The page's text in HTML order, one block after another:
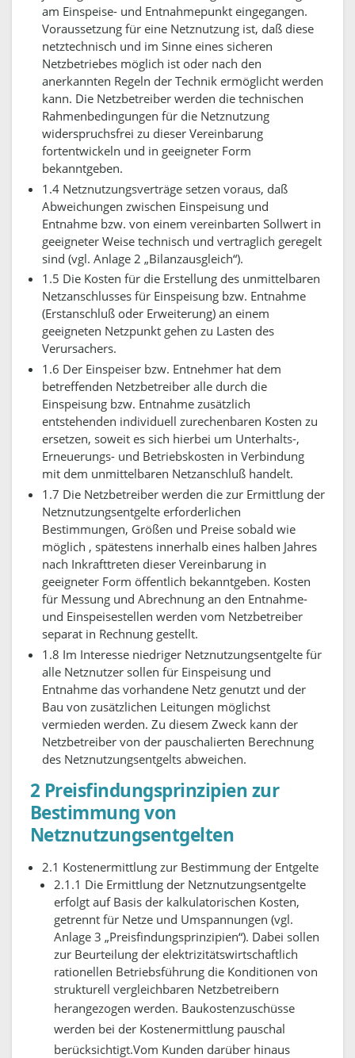
am Einspeise- und Entnahmepunkt eingegangen.
Voraussetzung für eine Netznutzung ist, daß diese
netztechnisch und im Sinne eines sicheren
Netzbetriebes möglich ist oder nach den
anerkannten Regeln der Technik ermöglicht werden
kann. Die Netzbetreiber werden die technischen
Rahmenbedingungen für die Netznutzung
widerspruchsfrei zu dieser Vereinbarung
fortentwickeln und in geeigneter Form
bekanntgeben.
1.4 Netznutzungsverträge setzen voraus, daß
Abweichungen zwischen Einspeisung und
Entnahme bzw. von einem vereinbarten Sollwert in
geeigneter Weise technisch und vertraglich geregelt
sind (vgl. Anlage 2 „Bilanzausgleich“).
1.5 Die Kosten für die Erstellung des unmittelbaren
Netzanschlusses für Einspeisung bzw. Entnahme
(Erstanschluß oder Erweiterung) an einem
geeigneten Netzpunkt gehen zu Lasten des
Verursachers.
1.6 Der Einspeiser bzw. Entnehmer hat dem
betreffenden Netzbetreiber alle durch die
Einspeisung bzw. Entnahme zusätzlich
entstehenden individuell zurechenbaren Kosten zu
ersetzen, soweit es sich hierbei um Unterhalts-,
Erneuerungs- und Betriebskosten in Verbindung
mit dem unmittelbaren Netzanschluß handelt.
1.7 Die Netzbetreiber werden die zur Ermittlung der
Netznutzungsentgelte erforderlichen
Bestimmungen, Größen und Preise sobald wie
möglich , spätestens innerhalb eines halben Jahres
nach Inkrafttreten dieser Vereinbarung in
geeigneter Form öffentlich bekanntgeben. Kosten
für Messung und Abrechnung an den Entnahme-
und Einspeisestellen werden vom Netzbetreiber
separat in Rechnung gestellt.
1.8 Im Interesse niedriger Netznutzungsentgelte für
alle Netznutzer sollen für Einspeisung und
Entnahme das vorhandene Netz genutzt und der
Bau von zusätzlichen Leitungen möglichst
vermieden werden. Zu diesem Zweck kann der
Netzbetreiber von der pauschalierten Berechnung
des Netznutzungsentgelts abweichen.
2 Preisfindungsprinzipien zur
Bestimmung von
Netznutzungsentgelten
2.1 Kostenermittlung zur Bestimmung der Entgelte
2.1.1 Die Ermittlung der Netznutzungsentgelte
erfolgt auf Basis der kalkulatorischen Kosten,
getrennt für Netze und Umspannungen (vgl.
Anlage 3 „Preisfindungsprinzipien“). Dabei sollen
zur Beurteilung der elektrizitätswirtschaftlich
rationellen Betriebsführung die Konditionen von
strukturell vergleichbaren Netzbetreibern
herangezogen werden. Baukostenzuschüsse
werden bei der Kostenermittlung pauschal
berücksichtigt.Vom Kunden darüber hinaus